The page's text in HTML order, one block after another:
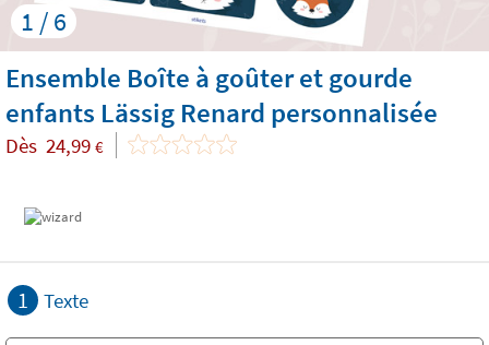
1 / 6
Ensemble Boîte à goûter et gourde
enfants Lässig Renard personnalisée
Dès 24,99 €
1 Texte